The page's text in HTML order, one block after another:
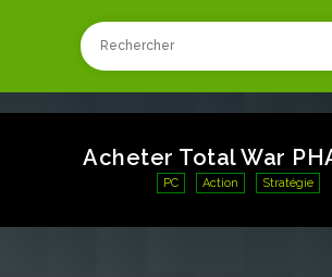
Acheter Total War
PC Action Stratégie